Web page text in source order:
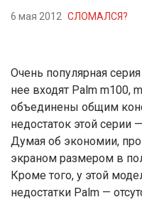
6 мая 2012 СЛОМАЛСЯ?
Очень популярная
нее входят Palm m100,
объединены общим
недостаток этой
Думая об экономии,
экраном размером в
Кроме того, у этой
недостатки Palm —